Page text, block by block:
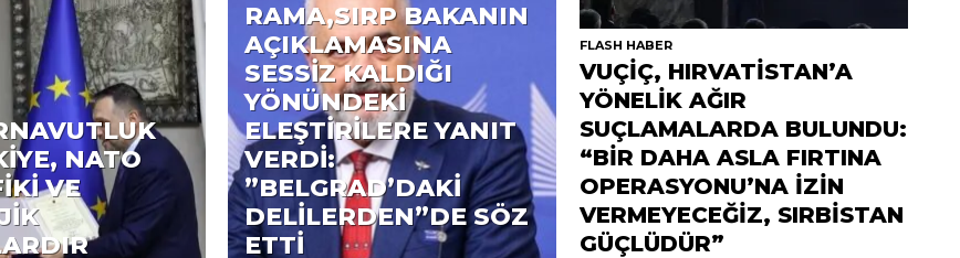
NATO
VE
RAMA,SIRP BAKANIN
AÇIKLAMASINA
SESSİZ KALDIĞI
YÖNÜNDEKİ
ELEŞTİRİLERE YANIT
VERDİ:
”BELGRAD’DAKİ
DELİLERDEN”DE SÖZ
ETTİ
FLASH HABER
VUÇİÇ, HIRVATİSTAN’A
YÖNELİK AĞIR
SUÇLAMALARDA BULUNDU:
“BİR DAHA ASLA FIRTINA
OPERASYONU’NA İZİN
VERMEYECEĞİZ, SIRBİSTAN
GÜÇLÜDÜR”